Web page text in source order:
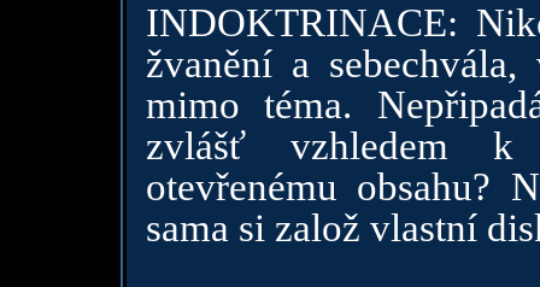
INDOKTRINACE:
žvanění a
mimo téma.
zvlášť vzhledem k
otevřenému obsahu?
sama si založ vlastní